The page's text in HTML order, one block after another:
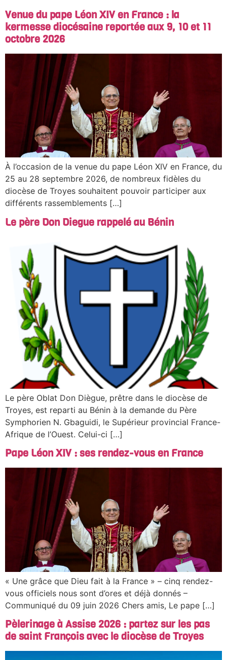
Venue du pape Léon XIV en France : la
kermesse diocésaine reportée aux 9, 10 et 11
octobre 2026
À l’occasion de la venue du pape Léon XIV en France, du
25 au 28 septembre 2026, de nombreux fidèles du
diocèse de Troyes souhaitent pouvoir participer aux
différents rassemblements […]
Le père Don Diegue rappelé au Bénin
Le père Oblat Don Diègue, prêtre dans le diocèse de
Troyes, est reparti au Bénin à la demande du Père
Symphorien N. Gbaguidi, le Supérieur provincial France-
Afrique de l’Ouest. Celui-ci […]
Pape Léon XIV : ses rendez-vous en France
« Une grâce que Dieu fait à la France » – cinq rendez-
vous officiels nous sont d’ores et déjà donnés –
Communiqué du 09 juin 2026 Chers amis, Le pape […]
Pèlerinage à Assise 2026 : partez sur les pas
de saint François avec le diocèse de Troyes